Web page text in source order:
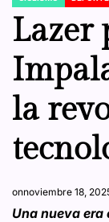
POSTED
IN
Lazer
la
onnoviembre 18,
Una nueva